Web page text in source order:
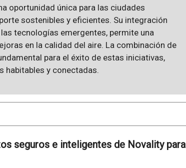
oportunidad única para las ciudades
sostenibles y eficientes. Su integración
tecnologías emergentes, permite una
en la calidad del aire. La combinación de
para el éxito de estas iniciativas,
habitables y conectadas.
seguros e inteligentes de Novality para